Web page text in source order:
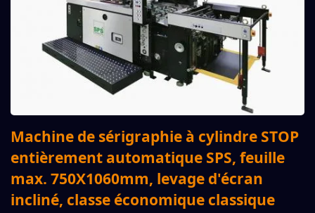
Machine de sérigraphie à cylindre STOP
entièrement automatique SPS, feuille
max. 750X1060mm, levage d'écran
incliné, classe économique classique